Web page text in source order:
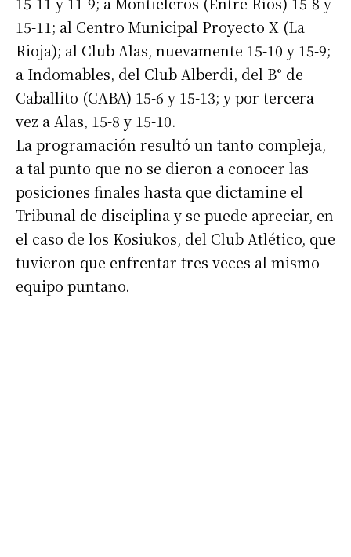
15-11; al Centro Municipal Proyecto X (La
Rioja); al Club Alas, nuevamente 15-10 y 15-9;
a Indomables, del Club Alberdi, del B° de
Caballito (CABA) 15-6 y 15-13; y por tercera
vez a Alas, 15-8 y 15-10.
La programación resultó un tanto compleja,
a tal punto que no se dieron a conocer las
posiciones finales hasta que dictamine el
Tribunal de disciplina y se puede apreciar, en
el caso de los Kosiukos, del Club Atlético, que
tuvieron que enfrentar tres veces al mismo
equipo puntano.